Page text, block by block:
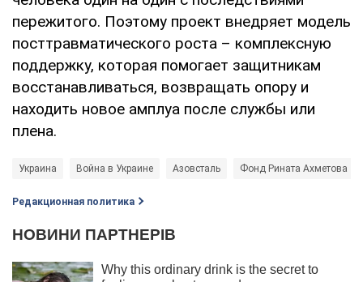
пережитого. Поэтому проект внедряет модель
посттравматического роста – комплексную
поддержку, которая помогает защитникам
восстанавливаться, возвращать опору и
находить новое амплуа после службы или
плена.
Украина Война в Украине Азовсталь Фонд Рината Ахметова
Редакционная политика